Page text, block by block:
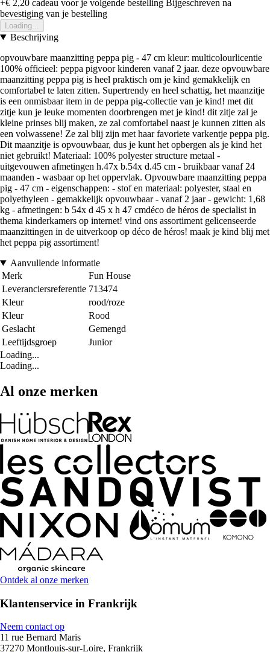
+€ 2,20 cadeau voor je volgende bestelling Bijgeschreven na
bevestiging van je bestelling
Loading...
Beschrijving
opvouwbare maanzitting peppa pig - 47 cm kleur: multicolourlicentie
100% officieel: peppa pigvoor kinderen vanaf 2 jaar. deze opvouwbare
maanzitting peppa pig is heel praktisch om je kind gemakkelijk en
comfortabel te laten zitten. Supertrendy en heel schattig, het maanzitje
is een onmisbaar item in de peppa pig-collectie van je kind! met dit
zitje kun je leuke momenten doorbrengen met je kind! dit zitje zal je
kleine prinses blij maken, ze zal comfortabel naast je kunnen zitten als
een volwassene! Ze zal blij zijn met haar favoriete varkentje peppa pig.
Dit maanzitje is opvouwbaar, dus je kunt het opbergen als je kind het
niet gebruikt! Materiaal: 100% polyester structure metaal -
uitgevouwen afmetingen h.47x b.54x d.45 cm - bruikbaar vanaf 24
maanden - wasbaar op het oppervlak. Opvouwbare maanzitting peppa
pig - 47 cm - eigenschappen: - stof en materiaal: polyester, staal en
polyethyleen - gemakkelijk opvouwbaar - vanaf 2 jaar - gewicht: 1,68
kg - afmetingen: b 54x d 45 x h 47 cmdéco de héros de specialist in
thema kinderkamers op internet! vind ons assortiment gelicenseerde
maanzittingen in de uitverkoop op déco de héros! maak je kind blij met
het peppa pig assortiment!
Aanvullende informatie
Merk
Fun House
Leveranciersreferentie 713474
Kleur
rood/roze
Kleur
Rood
Geslacht
Gemengd
Leeftijdsgroep
Junior
Loading...
Loading...
Al onze merken
Ontdek al onze merken
Klantenservice in Frankrijk
Neem contact op
11 rue Bernard Maris
37270 Montlouis-sur-Loire, Frankrijk